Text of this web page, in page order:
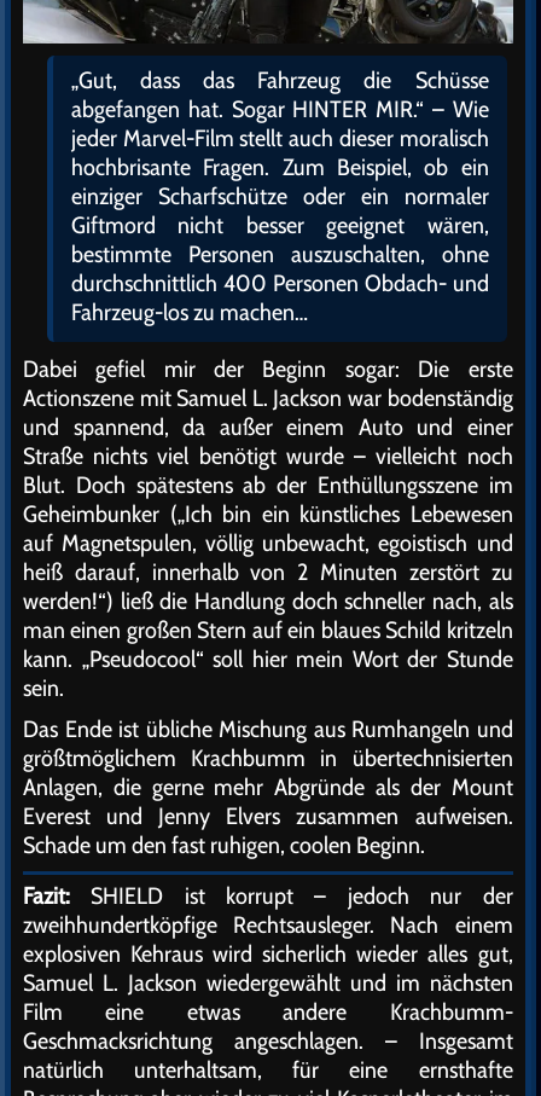
„Gut, dass das Fahrzeug die Schüsse
abgefangen hat. Sogar HINTER MIR.“ – Wie
jeder Marvel-Film stellt auch dieser moralisch
hochbrisante Fragen. Zum Beispiel, ob ein
einziger Scharfschütze oder ein normaler
Giftmord nicht besser geeignet wären,
bestimmte Personen auszuschalten, ohne
durchschnittlich 400 Personen Obdach- und
Fahrzeug-los zu machen…
Dabei gefiel mir der Beginn sogar: Die erste
Actionszene mit Samuel L. Jackson war bodenständig
und spannend, da außer einem Auto und einer
Straße nichts viel benötigt wurde – vielleicht noch
Blut. Doch spätestens ab der Enthüllungsszene im
Geheimbunker („Ich bin ein künstliches Lebewesen
auf Magnetspulen, völlig unbewacht, egoistisch und
heiß darauf, innerhalb von 2 Minuten zerstört zu
werden!“) ließ die Handlung doch schneller nach, als
man einen großen Stern auf ein blaues Schild kritzeln
kann. „Pseudocool“ soll hier mein Wort der Stunde
sein.
Das Ende ist übliche Mischung aus Rumhangeln und
größtmöglichem Krachbumm in übertechnisierten
Anlagen, die gerne mehr Abgründe als der Mount
Everest und Jenny Elvers zusammen aufweisen.
Schade um den fast ruhigen, coolen Beginn.
Fazit: SHIELD ist korrupt – jedoch nur der
zweihhundertköpfige Rechtsausleger. Nach einem
explosiven Kehraus wird sicherlich wieder alles gut,
Samuel L. Jackson wiedergewählt und im nächsten
Film eine etwas andere Krachbumm-
Geschmacksrichtung angeschlagen. – Insgesamt
natürlich unterhaltsam, für eine ernsthafte